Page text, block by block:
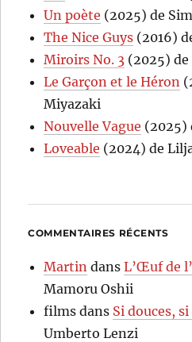
Un poète (2025) de
The Nice Guys (2016)
Miroirs No. 3 (2025)
Le Garçon et le Héron
Miyazaki
Nouvelle Vague (2025)
Loveable (2024) de
COMMENTAIRES RÉCENTS
Martin dansL’Œuf de
Mamoru Oshii
films dans Si douces,
Umberto Lenzi